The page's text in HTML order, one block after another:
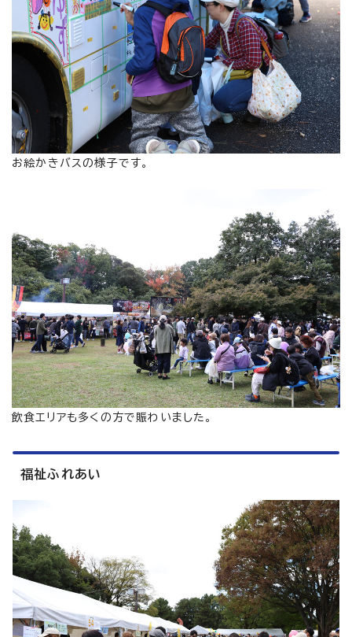
お絵かきバスの様子です。
飲食エリアも多くの方で賑わいました。
福祉ふれあい